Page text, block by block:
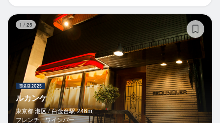
1 / 25
ルカンケ
東京都 港区 / 白金台駅 246m
フレンチ、ワインバー